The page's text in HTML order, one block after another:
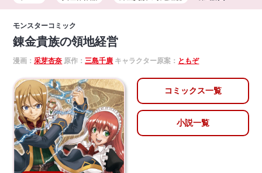
モンスターコミック
錬金貴族の領地経営
漫画：采芽杏奈 原作：三島千廣 キャラクター原案： ともぞ
コミックス一覧
小説一覧